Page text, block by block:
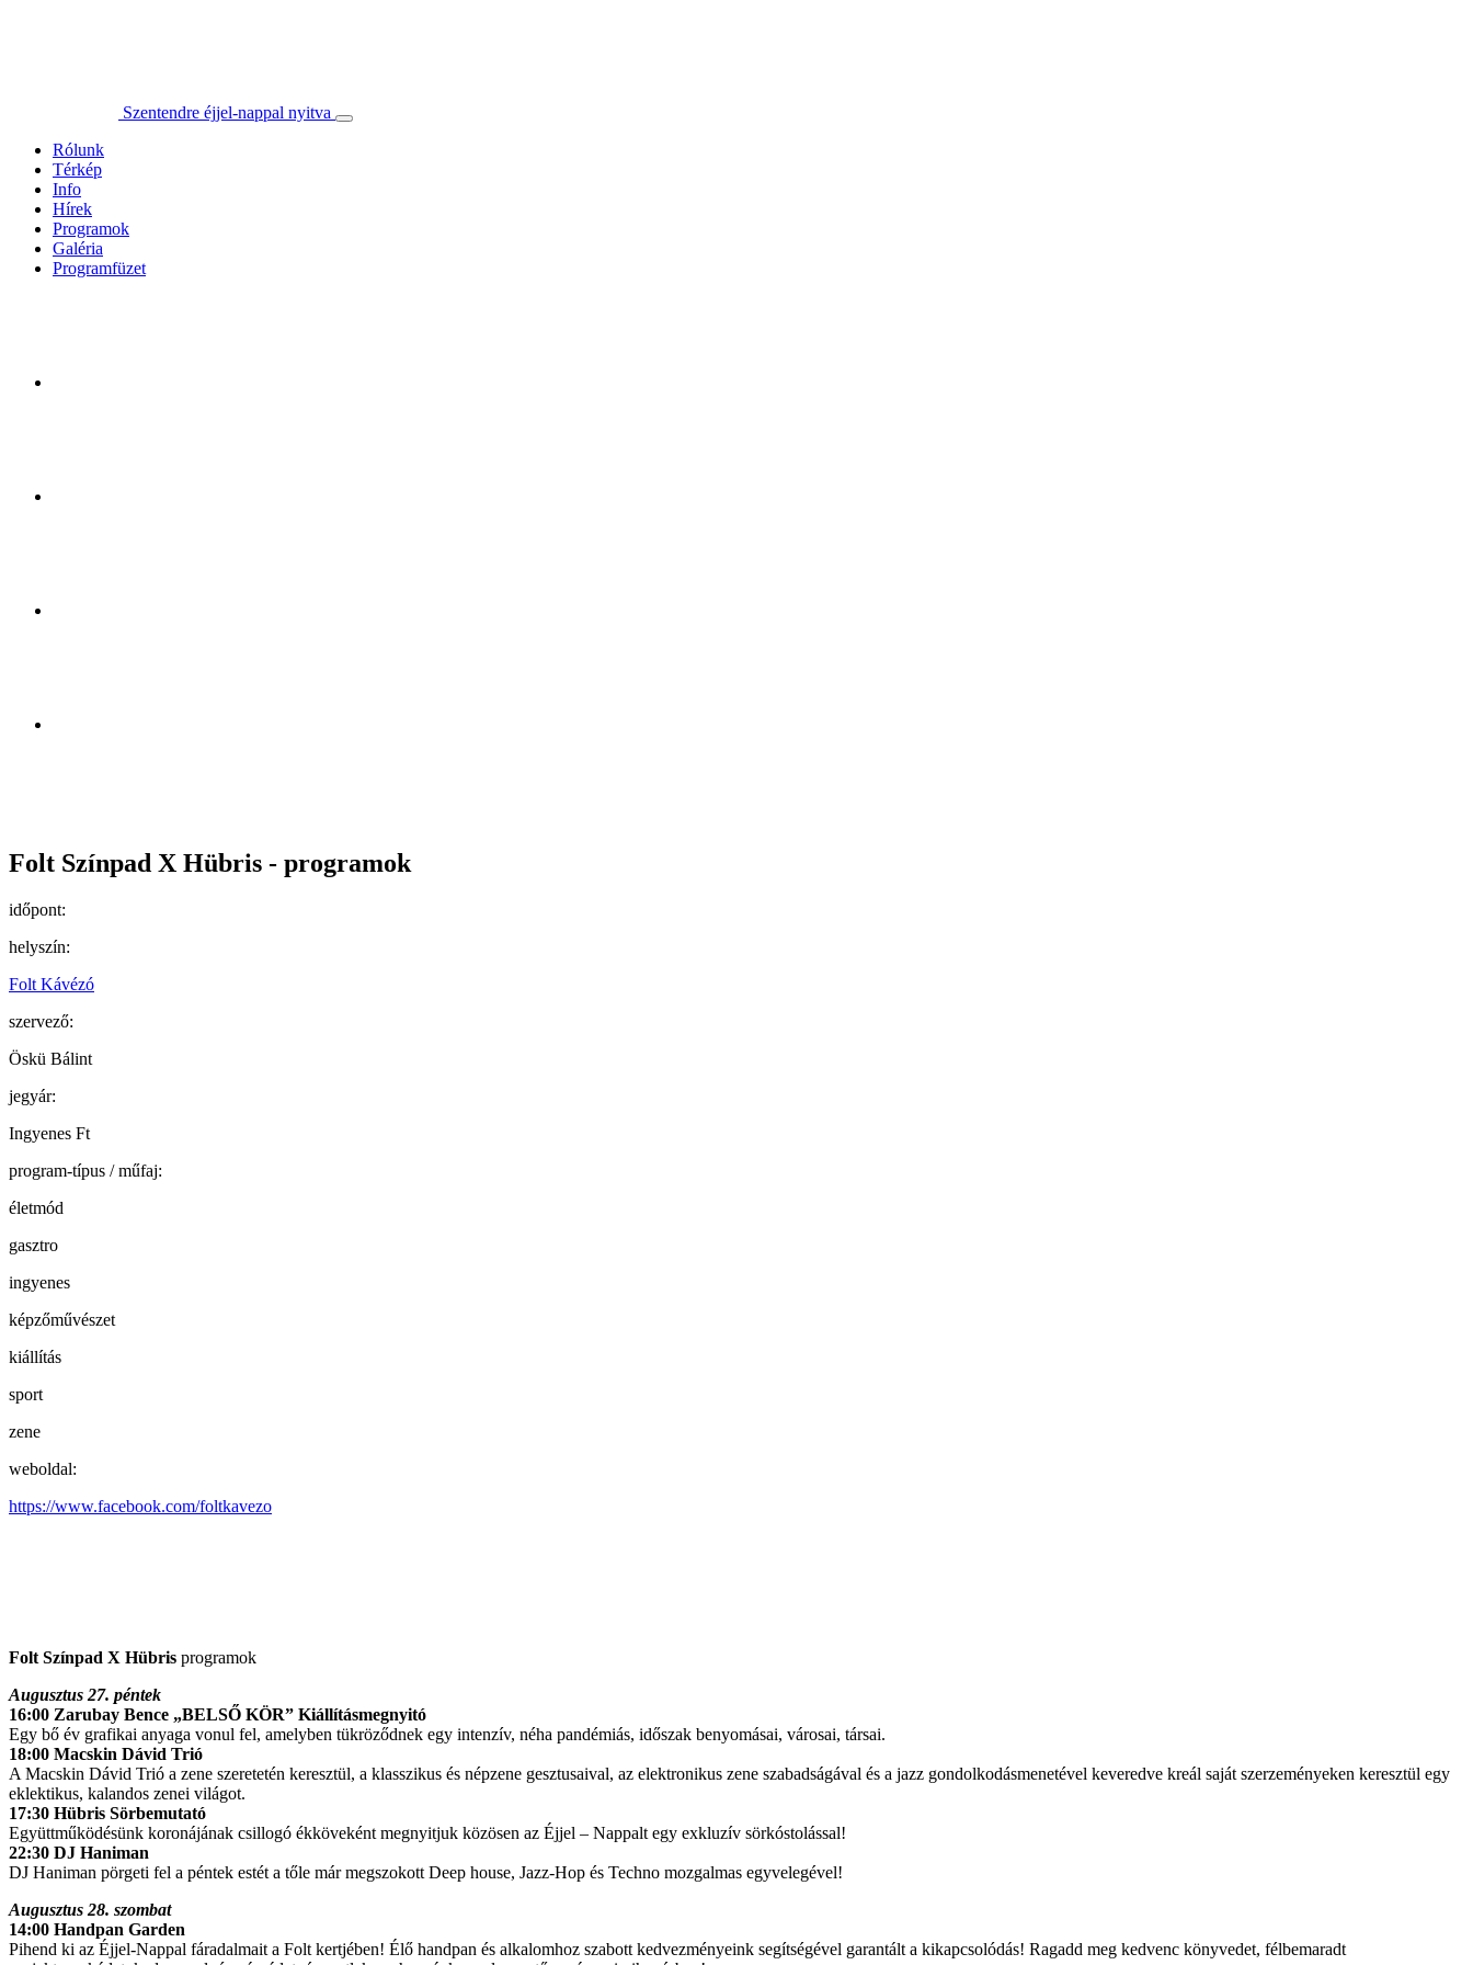
Szentendre éjjel-nappal nyitva
Rólunk
Térkép
Info
Hírek
Programok
Galéria
Programfüzet
Folt Színpad X Hübris - programok
időpont:
helyszín:
Folt Kávézó
szervező:
Öskü Bálint
jegyár:
Ingyenes Ft
program-típus / műfaj:
életmód
gasztro
ingyenes
képzőművészet
kiállítás
sport
zene
weboldal:
https://www.facebook.com/foltkavezo
Folt Színpad X Hübris programok
Augusztus 27. péntek
16:00 Zarubay Bence „BELSŐ KÖR” Kiállításmegnyitó
Egy bő év grafikai anyaga vonul fel, amelyben tükröződnek egy intenzív, néha pandémiás, időszak benyomásai, városai, társai.
18:00 Macskin Dávid Trió
A Macskin Dávid Trió a zene szeretetén keresztül, a klasszikus és népzene gesztusaival, az elektronikus zene szabadságával és a jazz gondolkodásmenetével keveredve kreál saját szerzeményeken keresztül egy
eklektikus, kalandos zenei világot.
17:30 Hübris Sörbemutató
Együttműködésünk koronájának csillogó ékköveként megnyitjuk közösen az Éjjel – Nappalt egy exkluzív sörkóstolással!
22:30 DJ Haniman
DJ Haniman pörgeti fel a péntek estét a tőle már megszokott Deep house, Jazz-Hop és Techno mozgalmas egyvelegével!
Augusztus 28. szombat
14:00 Handpan Garden
Pihend ki az Éjjel-Nappal fáradalmait a Folt kertjében! Élő handpan és alkalomhoz szabott kedvezményeink segítségével garantált a kikapcsolódás! Ragadd meg kedvenc könyvedet, félbemaradt